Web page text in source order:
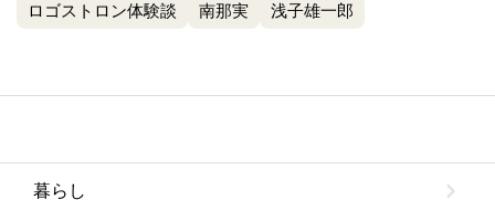
ロゴストロン体験談
南那実 浅子雄一郎
暮らし